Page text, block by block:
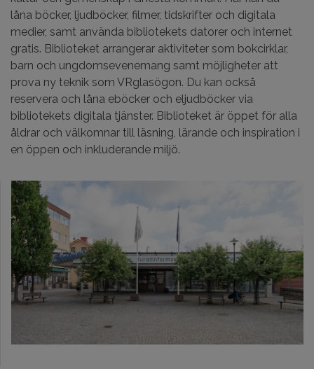
låna böcker, ljudböcker, filmer, tidskrifter och digitala
medier, samt använda bibliotekets datorer och internet
gratis. Biblioteket arrangerar aktiviteter som bokcirklar,
barn och ungdomsevenemang samt möjligheter att
prova ny teknik som VRglasögon. Du kan också
reservera och låna eböcker och eljudböcker via
bibliotekets digitala tjänster. Biblioteket är öppet för alla
åldrar och välkomnar till läsning, lärande och inspiration i
en öppen och inkluderande miljö.